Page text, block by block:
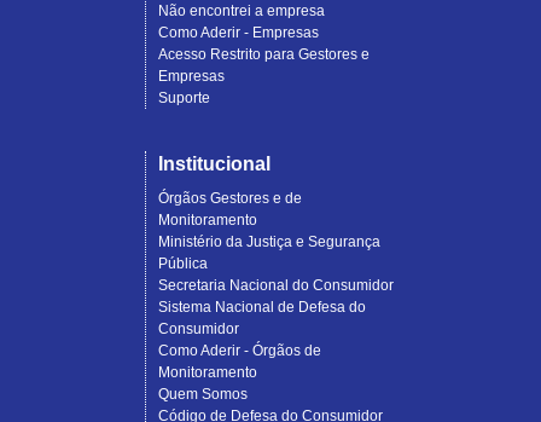
Não encontrei a empresa
Como Aderir - Empresas
Acesso Restrito para Gestores e
Empresas
Suporte
Institucional
Órgãos Gestores e de
Monitoramento
Ministério da Justiça e Segurança
Pública
Secretaria Nacional do Consumidor
Sistema Nacional de Defesa do
Consumidor
Como Aderir - Órgãos de
Monitoramento
Quem Somos
Código de Defesa do Consumidor